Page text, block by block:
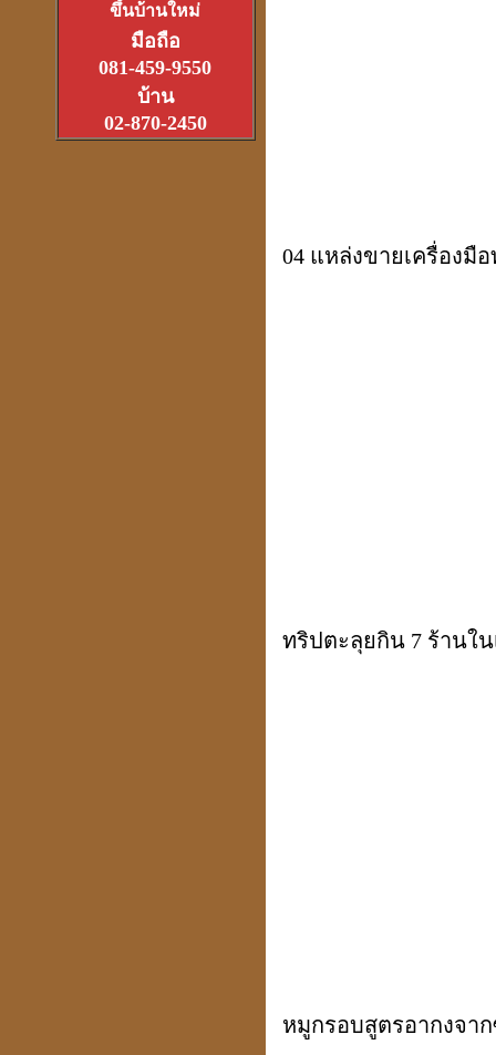
หลวงหนุ่ย
ที่สุดแห่งเจ้าพิธีเทวาภิเษก
จตุคามราเทพ27 มิ.ย.2550
ขึ้นบ้านใหม่
มือถือ
081-459-9550
บ้าน
02-870-2450
04 แหล่งขายเครื่องมื
ทริปตะลุยกิน 7 ร้านใ
หมูกรอบสูตรอากงจาก